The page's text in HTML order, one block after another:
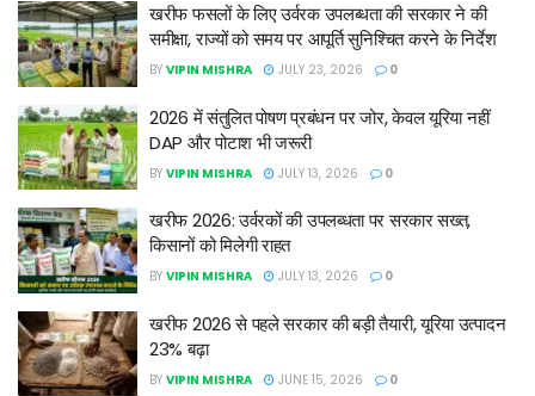
खरीफ फसलों के लिए उर्वरक उपलब्धता की सरकार ने की
समीक्षा, राज्यों को समय पर आपूर्ति सुनिश्चित करने के निर्देश
BY VIPIN MISHRA JULY 23, 2026 0
2026 में संतुलित पोषण प्रबंधन पर जोर, केवल यूरिया नहीं
DAP और पोटाश भी जरूरी
BY VIPIN MISHRA JULY 13, 2026 0
खरीफ 2026: उर्वरकों की उपलब्धता पर सरकार सख्त,
किसानों को मिलेगी राहत
BY VIPIN MISHRA JULY 13, 2026 0
खरीफ 2026 से पहले सरकार की बड़ी तैयारी, यूरिया उत्पादन
23% बढ़ा
BY VIPIN MISHRA JUNE 15, 2026 0